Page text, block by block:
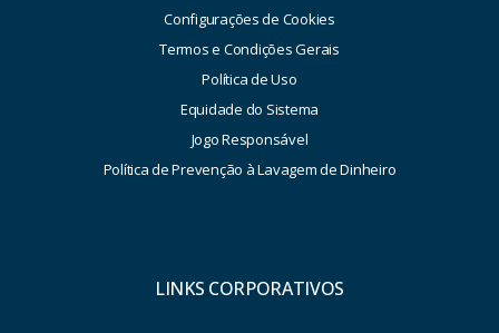
Configurações de Cookies
Termos e Condições Gerais
Política de Uso
Equidade do Sistema
Jogo Responsável
Política de Prevenção à Lavagem de Dinheiro
LINKS CORPORATIVOS